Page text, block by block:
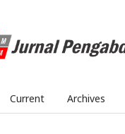
Current Archives